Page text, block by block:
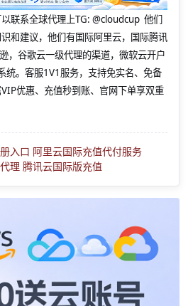
联系全球代理上TG: @cloudcup 他们
和建议，他们有国际阿里云，国际腾讯
，谷歌云一级代理的渠道，微软云开户
统。客服1V1服务，支持免实名、免备
优惠、充值秒到账、官网下单享双重
入口 阿里云国际充值代付服务
理 腾讯云国际版充值